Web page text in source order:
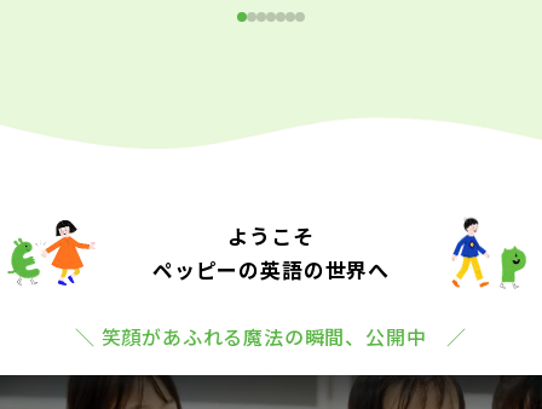
ようこそ
ペッピーの英語の世界へ
＼ 笑顔があふれる魔法の瞬間、公開中 ／